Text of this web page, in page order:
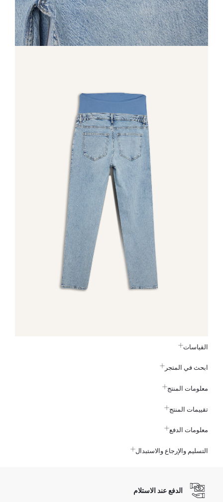
القياسات
ابحث في المتجر
معلومات المنتج
تقييمات المنتج
معلومات الدفع
التسليم والإرجاع والاستبدال
الدفع عند الاستلام